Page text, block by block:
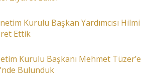
Kurulu Başkan Yardımcısı Hilmi
Ettik
Kurulu Başkanı Mehmet Tüzer’e
Bulunduk